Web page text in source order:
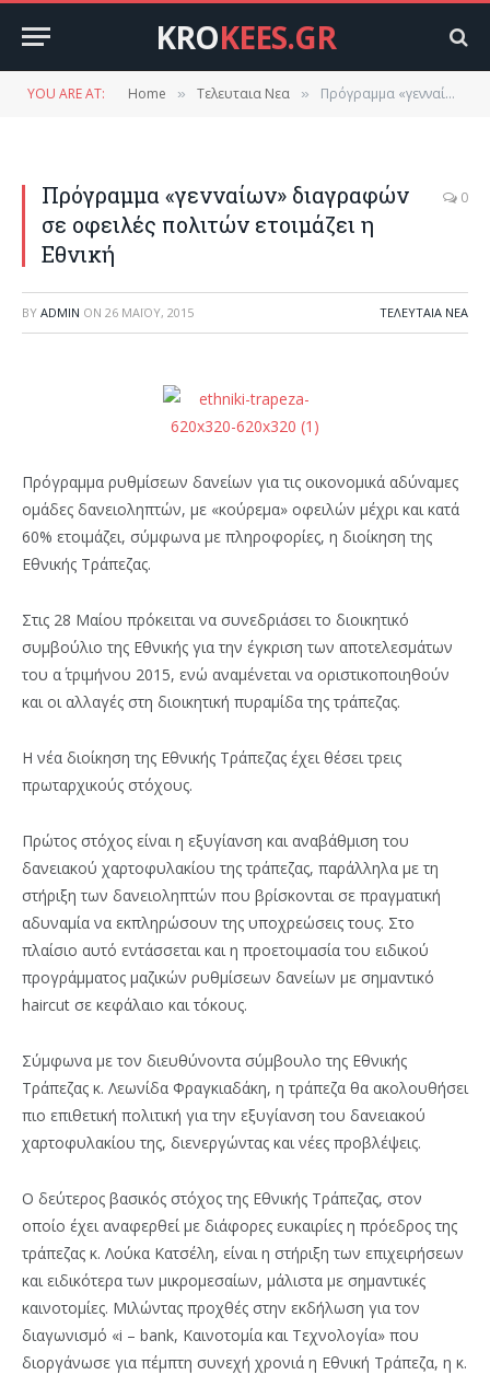
KROKEES.GR
YOU ARE AT: Home » Τελευταια Νεα » Πρόγραμμα «γενναίων» διαγραφών σε οφειλές πολιτών ετοιμάζει η Εθνική
Πρόγραμμα «γενναίων» διαγραφών
σε οφειλές πολιτών ετοιμάζει η
Εθνική
0
BY ADMIN ON 26 ΜΑΪ́ΟΥ, 2015 ΤΕΛΕΥΤΑΙΑ ΝΕΑ
Πρόγραμμα ρυθμίσεων δανείων για τις οικονομικά αδύναμες
ομάδες δανειοληπτών, με «κούρεμα» οφειλών μέχρι και κατά
60% ετοιμάζει, σύμφωνα με πληροφορίες, η διοίκηση της
Εθνικής Τράπεζας.
Στις 28 Μαίου πρόκειται να συνεδριάσει το διοικητικό
συμβούλιο της Εθνικής για την έγκριση των αποτελεσμάτων
του α΄ τριμήνου 2015, ενώ αναμένεται να οριστικοποιηθούν
και οι αλλαγές στη διοικητική πυραμίδα της τράπεζας.
Η νέα διοίκηση της Εθνικής Τράπεζας έχει θέσει τρεις
πρωταρχικούς στόχους.
Πρώτος στόχος είναι η εξυγίανση και αναβάθμιση του
δανειακού χαρτοφυλακίου της τράπεζας, παράλληλα με τη
στήριξη των δανειοληπτών που βρίσκονται σε πραγματική
αδυναμία να εκπληρώσουν της υποχρεώσεις τους. Στο
πλαίσιο αυτό εντάσσεται και η προετοιμασία του ειδικού
προγράμματος μαζικών ρυθμίσεων δανείων με σημαντικό
haircut σε κεφάλαιο και τόκους.
Σύμφωνα με τον διευθύνοντα σύμβουλο της Εθνικής
Τράπεζας κ. Λεωνίδα Φραγκιαδάκη, η τράπεζα θα ακολουθήσει
πιο επιθετική πολιτική για την εξυγίανση του δανειακού
χαρτοφυλακίου της, διενεργώντας και νέες προβλέψεις.
Ο δεύτερος βασικός στόχος της Εθνικής Τράπεζας, στον
οποίο έχει αναφερθεί με διάφορες ευκαιρίες η πρόεδρος της
τράπεζας κ. Λούκα Κατσέλη, είναι η στήριξη των επιχειρήσεων
και ειδικότερα των μικρομεσαίων, μάλιστα με σημαντικές
καινοτομίες. Μιλώντας προχθές στην εκδήλωση για τον
διαγωνισμό «i – bank, Καινοτομία και Τεχνολογία» που
διοργάνωσε για πέμπτη συνεχή χρονιά η Εθνική Τράπεζα, η κ.